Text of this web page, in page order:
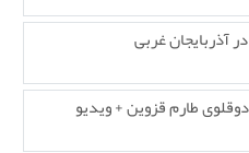
آذربایجان غربی
طارم قزوین + ویدیو